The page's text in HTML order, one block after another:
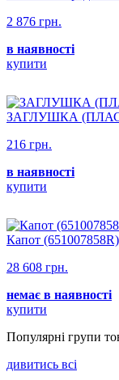
2 876 грн.
в наявності
купити
ЗАГЛУШКА (ПЛАС)
216 грн.
в наявності
купити
Капот (651007858R)
28 608 грн.
немає в наявності
купити
Популярнi групи
дивитись всi